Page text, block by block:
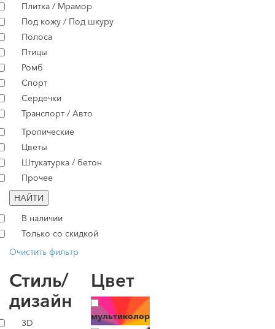
Плитка / Мрамор
Под кожу / Под шкуру
Полоса
Птицы
Ромб
Спорт
Сердечки
Транспорт / Авто
Тропические
Цветы
Штукатурка / бетон
Прочее
НАЙТИ
В наличии
Только со скидкой
Очистить фильтр
Стиль/
дизайн
3D
Цвет
мультиколор